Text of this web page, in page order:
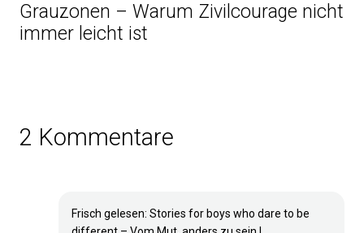
Grauzonen – Warum Zivilcourage nicht
immer leicht ist
2 Kommentare
Frisch gelesen: Stories for boys who dare to be